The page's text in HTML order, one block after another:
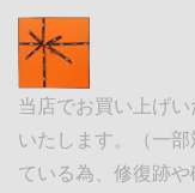
当店でお買い上げ
いたします。（一
ている為、修復跡